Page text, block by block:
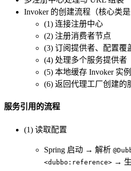
Invoker 的创建流程（核心类是
(1) 连接注册中心
(2) 注册消费者节点
(3) 订阅提供者、配置覆
(4) 处理多个服务提供者
(5) 本地缓存 Invoker 实例
(6) 返回代理工厂创建的
服务引用的流程
(1) 读取配置
Spring 启动 → 解析
<dubbo:reference> → 生